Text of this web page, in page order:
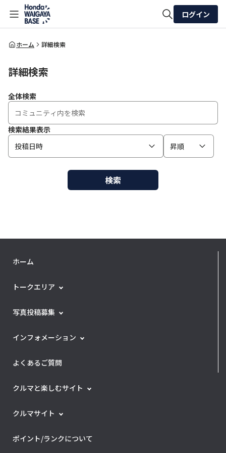
全体検索
ログイン
ホーム 詳細検索
詳細検索
全体検索
検索結果表示
投稿日時
昇順
検索
ホーム
トークエリア
写真投稿募集
インフォメーション
よくあるご質問
クルマと楽しむサイト
クルマサイト
ポイント/ランクについて